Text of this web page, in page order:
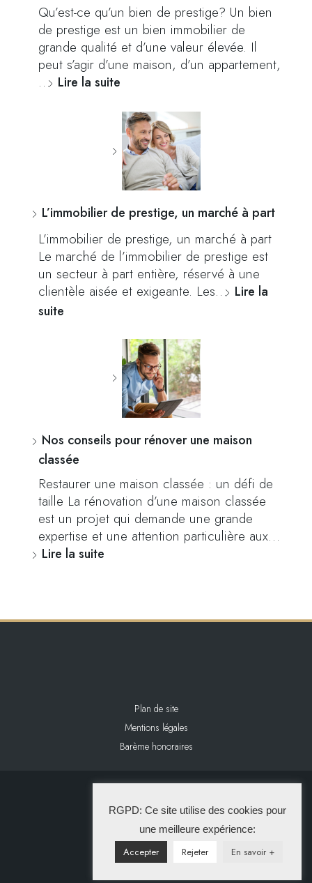
Qu’est-ce qu’un bien de prestige? Un bien
de prestige est un bien immobilier de
grande qualité et d’une valeur élevée. Il
peut s’agir d’une maison, d’un appartement,
… Lire la suite
L’immobilier de prestige, un marché à part
L’immobilier de prestige, un marché à part
Le marché de l’immobilier de prestige est
un secteur à part entière, réservé à une
clientèle aisée et exigeante. Les… Lire la
suite
Nos conseils pour rénover une maison
classée
Restaurer une maison classée : un défi de
taille La rénovation d’une maison classée
est un projet qui demande une grande
expertise et une attention particulière aux…
Lire la suite
Plan de site
Mentions légales
Barème honoraires
La Solution Immo
RGPD: Ce site utilise des cookies pour
une meilleure expérience:
Accepter Rejeter En savoir +